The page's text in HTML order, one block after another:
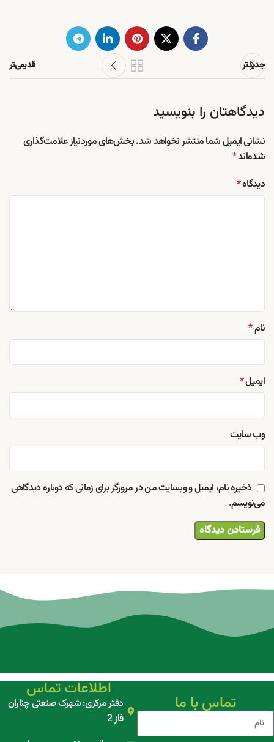
جدیدتر قدیمی‌تر
دیدگاهتان را بنویسید
نشانی ایمیل شما منتشر نخواهد شد.بخش‌های موردنیاز علامت‌گذاری
شده‌اند*
دیدگاه*
نام*
ایمیل*
وب‌ سایت
ذخیره نام، ایمیل و وبسایت من در مرورگر برای زمانی که دوباره دیدگاهی
می‌نویسم.
تماس با ما
اطلاعات تماس
دفتر مرکزی: شهرک صنعتی چناران
فاز 2